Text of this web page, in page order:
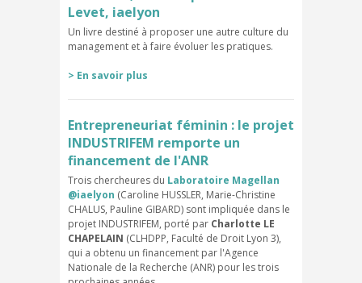
Levet, iaelyon
Un livre destiné à proposer une autre culture du
management et à faire évoluer les pratiques.
> En savoir plus
Entrepreneuriat féminin : le projet
INDUSTRIFEM remporte un
financement de l'ANR
Trois chercheures du Laboratoire Magellan
@iaelyon (Caroline HUSSLER, Marie-Christine
CHALUS, Pauline GIBARD) sont impliquée dans le
projet INDUSTRIFEM, porté par Charlotte LE
CHAPELAIN (CLHDPP, Faculté de Droit Lyon 3),
qui a obtenu un financement par l'Agence
Nationale de la Recherche (ANR) pour les trois